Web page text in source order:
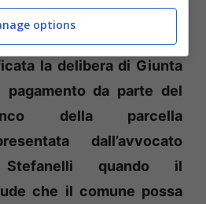
difesa d’ufficio del
resta un piede un
la delibera di Giunta
da parte del
della parcella
dall’avvocato
quando il
che il comune possa
options